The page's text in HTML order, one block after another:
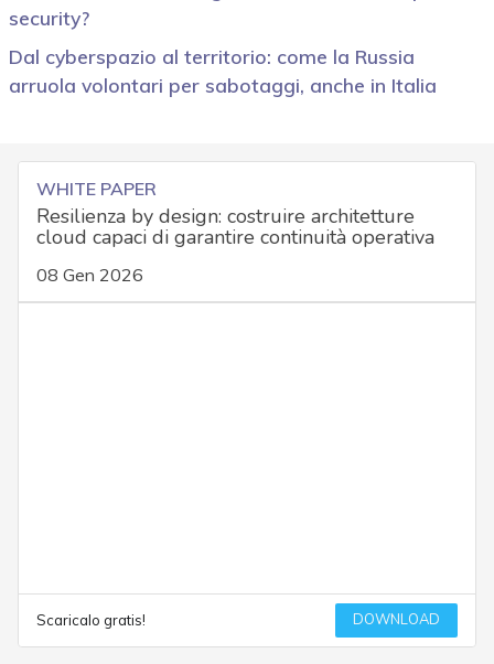
security?
Dal cyberspazio al territorio: come la Russia
arruola volontari per sabotaggi, anche in Italia
WHITE PAPER
Resilienza by design: costruire architetture
cloud capaci di garantire continuità operativa
08 Gen 2026
Scaricalo gratis! DOWNLOAD